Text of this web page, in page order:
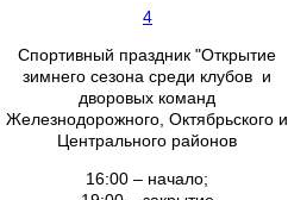
4
Спортивный праздник "Открытие
зимнего сезона среди клубов и
дворовых команд
Железнодорожного, Октябрьского и
Центрального районов
16:00 – начало;